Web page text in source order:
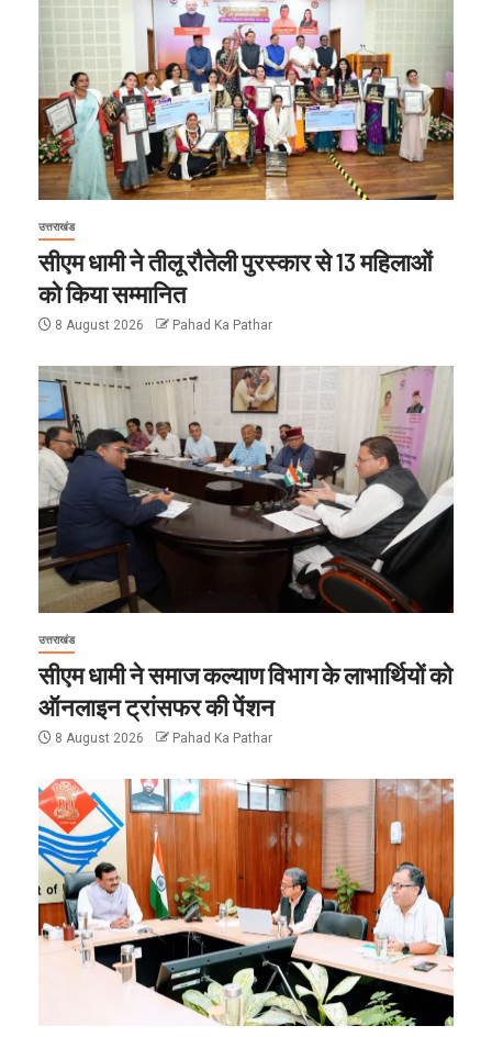
उत्तराखंड
सीएम धामी ने तीलू रौतेली पुरस्कार से 13 महिलाओं
को किया सम्मानित
8 August 2026 Pahad Ka Pathar
उत्तराखंड
सीएम धामी ने समाज कल्याण विभाग के लाभार्थियों को
ऑनलाइन ट्रांसफर की पेंशन
8 August 2026 Pahad Ka Pathar